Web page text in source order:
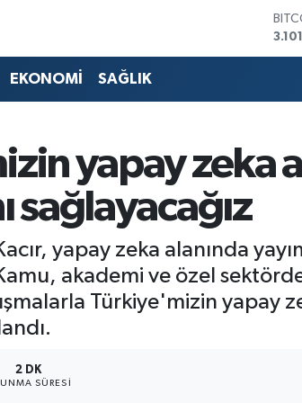
EKONOMİ SAĞLIK
yapay zeka
sağlayacağız
yapay zeka alanında
akademi ve özel
Türkiye'mizin yapay
2 DK
SÜRESI